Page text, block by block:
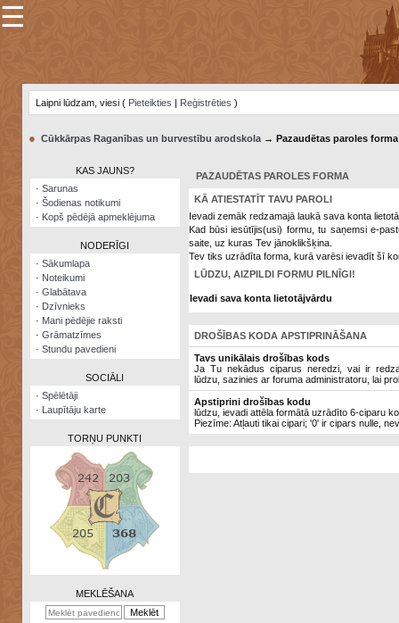
×
Šodienas
notikumi
Visatcera
almanahs
Arhīvs
Zināšanu
☰
Laipni lūdzam, viesi ( Pieteikties | Reģistrēties )
● Cūkkārpas Raganības un burvestību arodskola→ Pazaudētas paroles forma
KAS JAUNS?
· Sarunas
· Šodienas notikumi
· Kopš pēdējā apmeklējuma
NODERĪGI
· Sākumlapa
· Noteikumi
· Glabātava
· Dzīvnieks
· Mani pēdējie raksti
· Grāmatzīmes
· Stundu pavedieni
SOCIĀLI
· Spēlētāji
· Laupītāju karte
TORŅU PUNKTI
MEKLĒŠANA
PAZAUDĒTAS PAROLES FORMA
KĀ ATIESTATĪT TAVU PAROLI
Ievadi zemāk redzamajā laukā sava konta
Kad būsi iesūtījis(usi) formu, tu saņemsi e-
saite, uz kuras Tev jānoklikšķina.
Tev tiks uzrādīta forma, kurā varēsi ievadīt šī
LŪDZU, AIZPILDI FORMU PILNĪGI!
Ievadi sava konta lietotājvārdu
DROŠĪBAS KODA APSTIPRINĀŠANA
Tavs unikālais drošības kods
Ja Tu nekādus ciparus neredzi, vai ir
lūdzu, sazinies ar foruma administratoru, lai
Apstiprini drošības kodu
lūdzu, ievadi attēla formātā uzrādīto 6-ciparu
Piezīme: Atļauti tikai cipari; '0' ir cipars nulle,